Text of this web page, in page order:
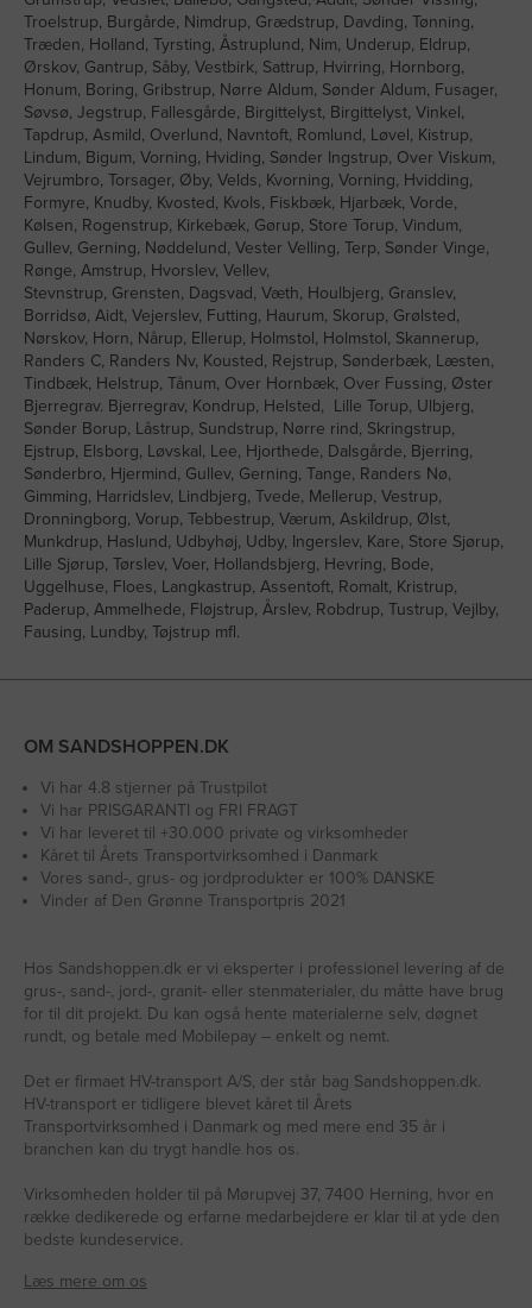
Troelstrup, Burgårde, Nimdrup, Grædstrup, Davding, Tønning,
Træden, Holland, Tyrsting, Åstruplund, Nim, Underup, Eldrup,
Ørskov, Gantrup, Såby, Vestbirk, Sattrup, Hvirring, Hornborg,
Honum, Boring, Gribstrup, Nørre Aldum, Sønder Aldum, Fusager,
Søvsø, Jegstrup, Fallesgårde, Birgittelyst, Birgittelyst, Vinkel,
Tapdrup, Asmild, Overlund, Navntoft, Romlund, Løvel, Kistrup,
Lindum, Bigum, Vorning, Hviding, Sønder Ingstrup, Over Viskum,
Vejrumbro, Torsager, Øby, Velds, Kvorning, Vorning, Hvidding,
Formyre, Knudby, Kvosted, Kvols, Fiskbæk, Hjarbæk, Vorde,
Kølsen, Rogenstrup, Kirkebæk, Gørup, Store Torup, Vindum,
Gullev, Gerning, Nøddelund, Vester Velling, Terp, Sønder Vinge,
Rønge, Amstrup, Hvorslev, Vellev,
Stevnstrup, Grensten, Dagsvad, Væth, Houlbjerg, Granslev,
Borridsø, Aidt, Vejerslev, Futting, Haurum, Skorup, Grølsted,
Nørskov, Horn, Nårup, Ellerup, Holmstol, Holmstol, Skannerup,
Randers C, Randers Nv, Kousted, Rejstrup, Sønderbæk, Læsten,
Tindbæk, Helstrup, Tånum, Over Hornbæk, Over Fussing, Øster
Bjerregrav. Bjerregrav, Kondrup, Helsted, Lille Torup, Ulbjerg,
Sønder Borup, Låstrup, Sundstrup, Nørre rind, Skringstrup,
Ejstrup, Elsborg, Løvskal, Lee, Hjorthede, Dalsgårde, Bjerring,
Sønderbro, Hjermind, Gullev, Gerning, Tange, Randers Nø,
Gimming, Harridslev, Lindbjerg, Tvede, Mellerup, Vestrup,
Dronningborg, Vorup, Tebbestrup, Værum, Askildrup, Ølst,
Munkdrup, Haslund, Udbyhøj, Udby, Ingerslev, Kare, Store Sjørup,
Lille Sjørup, Tørslev, Voer, Hollandsbjerg, Hevring, Bode,
Uggelhuse, Floes, Langkastrup, Assentoft, Romalt, Kristrup,
Paderup, Ammelhede, Fløjstrup, Årslev, Robdrup, Tustrup, Vejlby,
Fausing, Lundby, Tøjstrup mfl.
OM SANDSHOPPEN.DK
Vi har 4.8 stjerner på Trustpilot
Vi har PRISGARANTI og FRI FRAGT
Vi har leveret til +30.000 private og virksomheder
Kåret til Årets Transportvirksomhed i Danmark
Vores sand-, grus- og jordprodukter er 100% DANSKE
Vinder af Den Grønne Transportpris 2021
Hos Sandshoppen.dk er vi eksperter i professionel levering af de
grus-, sand-, jord-, granit- eller stenmaterialer, du måtte have brug
for til dit projekt. Du kan også hente materialerne selv, døgnet
rundt, og betale med Mobilepay – enkelt og nemt.
Det er firmaet HV-transport A/S, der står bag Sandshoppen.dk.
HV-transport er tidligere blevet kåret til Årets
Transportvirksomhed i Danmark og med mere end 35 år i
branchen kan du trygt handle hos os.
Virksomheden holder til på Mørupvej 37, 7400 Herning, hvor en
række dedikerede og erfarne medarbejdere er klar til at yde den
bedste kundeservice.
Læs mere om os